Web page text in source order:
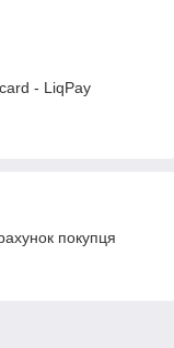
- LiqPay
покупця